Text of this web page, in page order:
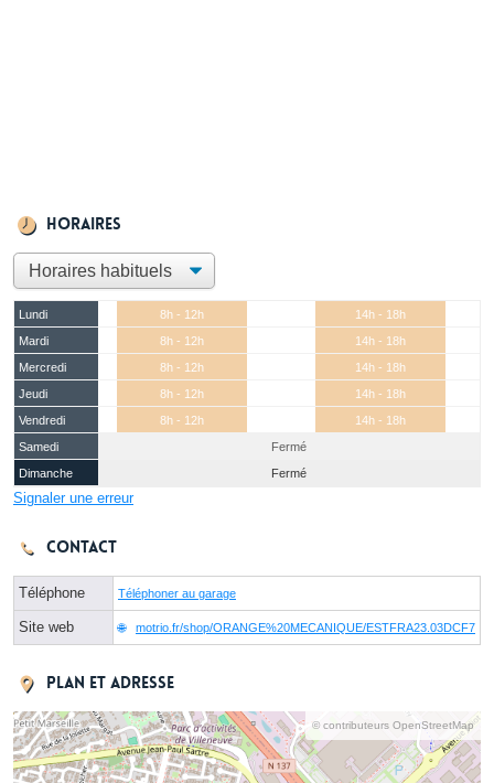
Horaires
Lundi 8h - 12h
14h - 18h
Mardi
8h - 12h
14h - 18h
Mercredi
8h - 12h
14h - 18h
Jeudi
8h - 12h
14h - 18h
Vendredi
8h - 12h
14h - 18h
Samedi
Fermé
Dimanche
Fermé
Signaler une erreur
Contact
Téléphone Téléphoner au garage
Site web motrio.fr/shop/ORANGE%20MECANIQUE/ESTFRA23.03DCF7
Plan et adresse
© contributeurs OpenStreetMap